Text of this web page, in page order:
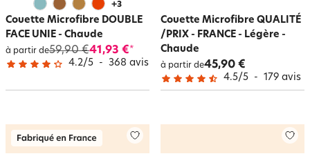
+3
Couette Microfibre DOUBLE
FACE UNIE - Chaude
à partir de59,90 €41,93 €*
4.2/5 - 368 avis
Couette Microfibre QUALITÉ
/PRIX - FRANCE - Légère -
Chaude
à partir de45,90 €
4.5/5 - 179 avis